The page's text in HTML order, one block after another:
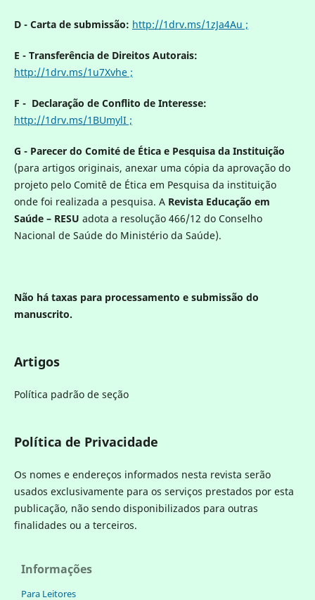
D - Carta de submissão: http://1drv.ms/1zJa4Au ;
E - Transferência de Direitos Autorais:
http://1drv.ms/1u7Xvhe ;
F - Declaração de Conflito de Interesse:
http://1drv.ms/1BUmylI ;
G - Parecer do Comité de Ética e Pesquisa da Instituição
(para artigos originais, anexar uma cópia da aprovação do
projeto pelo Comitê de Ética em Pesquisa da instituição
onde foi realizada a pesquisa. A Revista Educação em
Saúde –RESU adota a resolução 466/12 do Conselho
Nacional de Saúde do Ministério da Saúde).
Não há taxas para processamento e submissão do
manuscrito.
Artigos
Política padrão de seção
Política de Privacidade
Os nomes e endereços informados nesta revista serão
usados exclusivamente para os serviços prestados por esta
publicação, não sendo disponibilizados para outras
finalidades ou a terceiros.
Informações
Para Leitores